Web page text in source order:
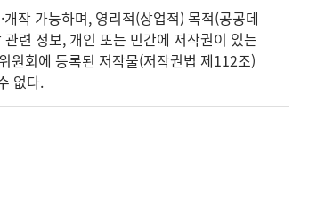
작 가능하며, 영리적(상업적) 목적(공공데
련 정보, 개인 또는 민간에 저작권이 있는
원회에 등록된 저작물(저작권법 제112조)
없다.